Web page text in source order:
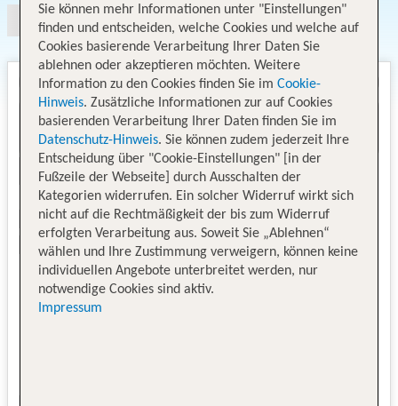
Sie können mehr Informationen unter "Einstellungen"
finden und entscheiden, welche Cookies und welche auf
Cookies basierende Verarbeitung Ihrer Daten Sie
ablehnen oder akzeptieren möchten. Weitere
Information zu den Cookies finden Sie im Cookie-
Hinweis. Zusätzliche Informationen zur auf Cookies
basierenden Verarbeitung Ihrer Daten finden Sie im
Datenschutz-Hinweis. Sie können zudem jederzeit Ihre
Entscheidung über "Cookie-Einstellungen" [in der
Fußzeile der Webseite] durch Ausschalten der
Kategorien widerrufen. Ein solcher Widerruf wirkt sich
nicht auf die Rechtmäßigkeit der bis zum Widerruf
erfolgten Verarbeitung aus. Soweit Sie „Ablehnen“
wählen und Ihre Zustimmung verweigern, können keine
individuellen Angebote unterbreitet werden, nur
notwendige Cookies sind aktiv.
Impressum